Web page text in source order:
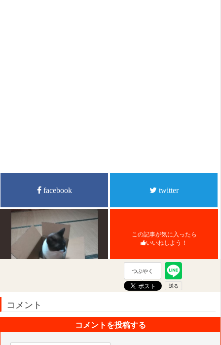
facebook twitter
この記事が気に入ったら
いいねしよう！
つぶやく
コメント
コメントを投稿する